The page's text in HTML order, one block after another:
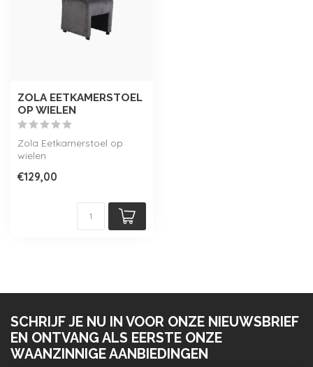
ZOLA EETKAMERSTOEL
OP WIELEN
Zola Eetkamerstoel op
wielen
€129,00
SCHRIJF JE NU IN VOOR ONZE NIEUWSBRIEF
EN ONTVANG ALS EERSTE ONZE
WAANZINNIGE AANBIEDINGEN